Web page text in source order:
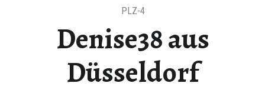
Denise38 aus
Düsseldorf
PLZ-4